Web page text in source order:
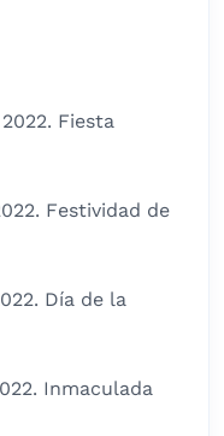
Fiesta
Festividad de
Día de la
Inmaculada